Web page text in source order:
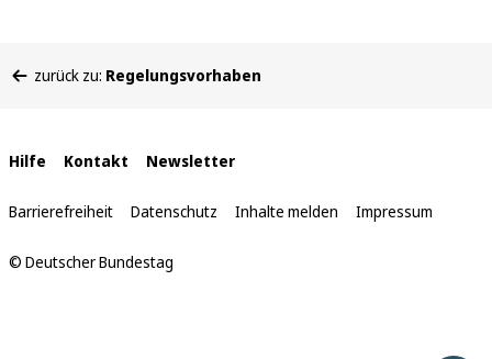
befinden
zurück zu: Regelungsvorhaben
Interne
Links
Hilfe Kontakt Newsletter
Barrierefreiheit Datenschutz Inhalte melden Impressum
© Deutscher Bundestag